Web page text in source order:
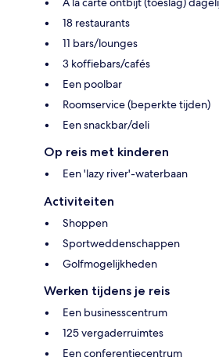
18 restaurants
11 bars/lounges
3 koffiebars/cafés
Een poolbar
Roomservice (beperkte tijden)
Een snackbar/deli
Op reis met kinderen
Een 'lazy river'-waterbaan
Activiteiten
Shoppen
Sportweddenschappen
Golfmogelijkheden
Werken tijdens je reis
Een businesscentrum
125 vergaderruimtes
Een conferentiecentrum